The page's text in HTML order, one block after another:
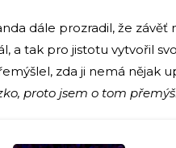
dále prozradil, že závěť
a tak pro jistotu vytvořil
zda ji nemá nějak
proto jsem o tom